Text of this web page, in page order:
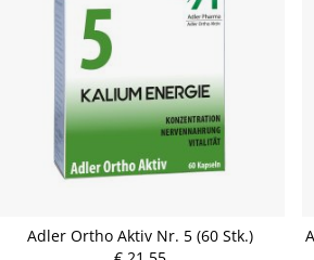
Adler Ortho Aktiv Nr. 5 (60 Stk.)